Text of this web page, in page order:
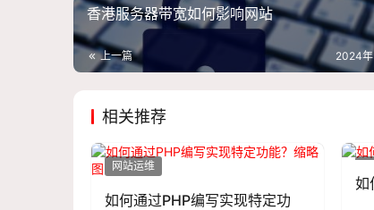
香港服务器带宽如何影响网站
上一篇 2024
相关推荐
网站运维
如何通过PHP编写实现特定功
如